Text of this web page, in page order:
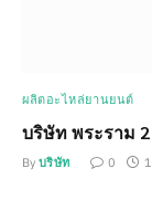
ผลิตอะไหล่ยานยนต์
บริษัท พระราม
By บริษัท 0